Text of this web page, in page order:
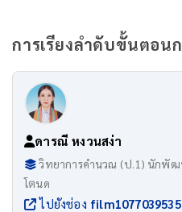
การเรียงลำดับขั้นตอน
ดารณี หงวนสง่า
วิทยาการคำนวณ (ป.1) นักพัฒน
โตนด
ไปยังช่อง